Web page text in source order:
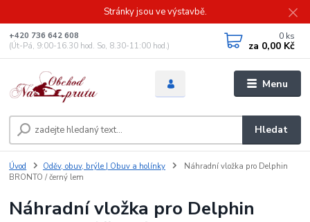
Stránky jsou ve výstavbě.
Menu
Hledat
+420 736 642 608
(Út-Pá, 9:00-16.30 hod. So, 8.30-11:00 hod.)
0 ks
za 0,00 Kč
Úvod Oděv, obuv, brýle | Obuv a holínky
Náhradní vložka pro Delphin
BRONTO / černý lem
Náhradní vložka pro Delphin